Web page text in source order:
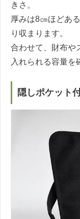
きさ。
厚みは8㎝ほどあ
り収まります。
合わせて、財布や
入れられる容量を
隠しポケット